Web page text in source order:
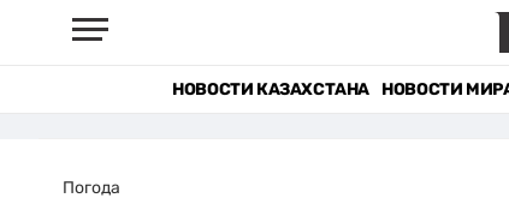
НОВОСТИ КАЗАХСТАНА НОВОСТИ
Погода